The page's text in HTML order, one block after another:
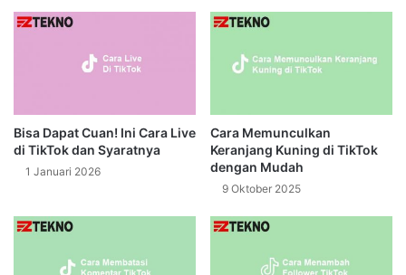
Bisa Dapat Cuan! Ini Cara Live
di TikTok dan Syaratnya
1 Januari 2026
Cara Memunculkan
Keranjang Kuning di TikTok
dengan Mudah
9 Oktober 2025